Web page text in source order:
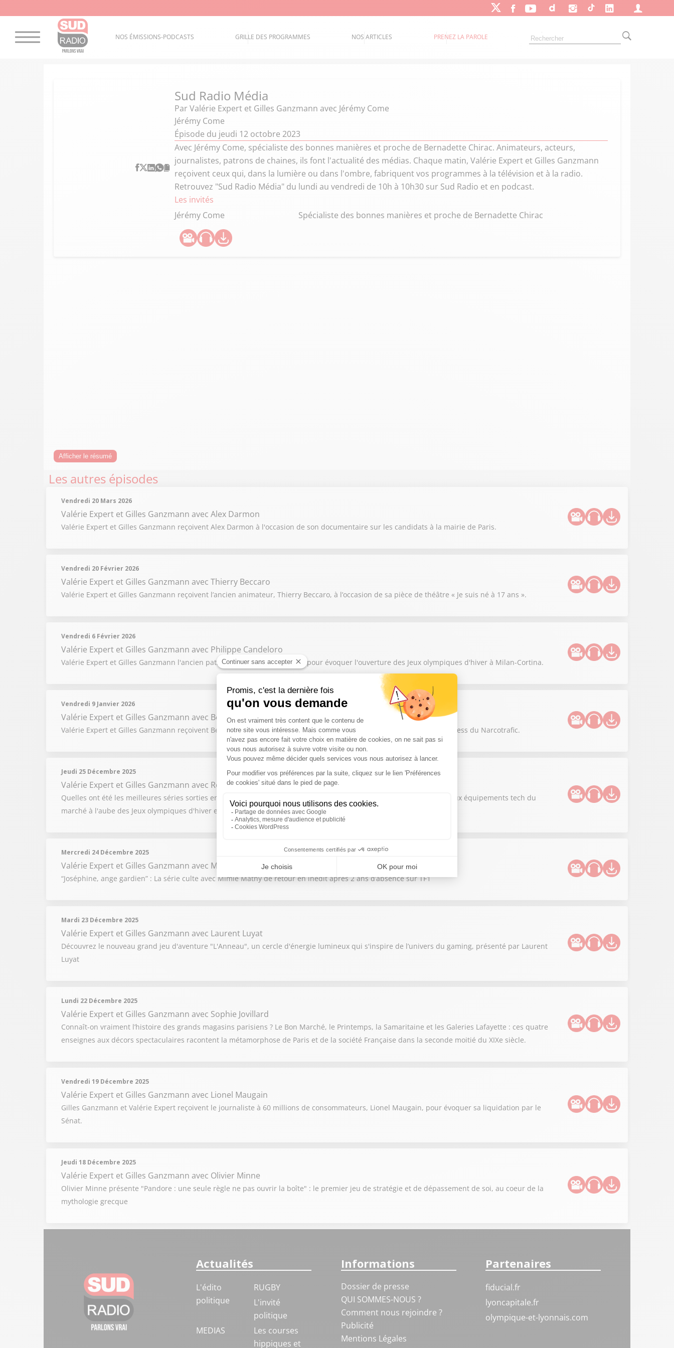
NOS ÉMISSIONS-PODCASTS GRILLE DES PROGRAMMES NOS ARTICLES PRENEZ LA PAROLE
Sud Radio Média
Par Valérie Expert et Gilles Ganzmann avec Jérémy Come
Jérémy Come
Épisode du jeudi 12 octobre 2023
Avec Jérémy Come, spécialiste des bonnes manières et proche de Bernadette Chirac. Animateurs, acteurs,
journalistes, patrons de chaines, ils font l'actualité des médias. Chaque matin, Valérie Expert et Gilles Ganzmann
reçoivent ceux qui, dans la lumière ou dans l'ombre, fabriquent vos programmes à la télévision et à la radio.
Retrouvez "Sud Radio Média" du lundi au vendredi de 10h à 10h30 sur Sud Radio et en podcast.
Les invités
Jérémy Come
Spécialiste des bonnes manières et proche de Bernadette Chirac
Afficher le résumé
Les autres épisodes
Vendredi 20 Mars 2026
Valérie Expert et Gilles Ganzmann avec Alex Darmon
Valérie Expert et Gilles Ganzmann reçoivent Alex Darmon à l'occasion de son documentaire sur les candidats à la mairie de Paris.
Vendredi 20 Février 2026
Valérie Expert et Gilles Ganzmann avec Thierry Beccaro
Valérie Expert et Gilles Ganzmann reçoivent l’ancien animateur, Thierry Beccaro, à l’occasion de sa pièce de théâtre « Je suis né à 17 ans ».
Vendredi 6 Février 2026
Valérie Expert et Gilles Ganzmann avec Philippe Candeloro
Valérie Expert et Gilles Ganzmann l'ancien patineur, Philippe Candeloro, pour évoquer l'ouverture des Jeux olympiques d'hiver à Milan-Cortina.
Vendredi 9 Janvier 2026
Valérie Expert et Gilles Ganzmann avec Bernard de La Villardière
Valérie Expert et Gilles Ganzmann reçoivent Bernard de la Villardière à l'occasion de sa nouvelle enquête sur le business du Narcotrafic.
Jeudi 25 Décembre 2025
Valérie Expert et Gilles Ganzmann avec Romain Nigita, Pierre-Nicolas Cléré
Quelles ont été les meilleures séries sorties en 2025 et celles à voir absolument en 2026 ? Puis quels sont les nouveaux équipements tech du
marché à l'aube des Jeux olympiques d'hiver et du Mondial de football 2026 ?
Mercredi 24 Décembre 2025
Valérie Expert et Gilles Ganzmann avec Mimie Mathy
“Joséphine, ange gardien” : La série culte avec Mimie Mathy de retour en inédit après 2 ans d’absence sur TF1
Mardi 23 Décembre 2025
Valérie Expert et Gilles Ganzmann avec Laurent Luyat
Découvrez le nouveau grand jeu d'aventure "L'Anneau", un cercle d'énergie lumineux qui s'inspire de l’univers du gaming, présenté par Laurent
Luyat
Lundi 22 Décembre 2025
Valérie Expert et Gilles Ganzmann avec Sophie Jovillard
Connaît-on vraiment l’histoire des grands magasins parisiens ? Le Bon Marché, le Printemps, la Samaritaine et les Galeries Lafayette : ces quatre
enseignes aux décors spectaculaires racontent la métamorphose de Paris et de la société Française dans la seconde moitié du XIXe siècle.
Vendredi 19 Décembre 2025
Valérie Expert et Gilles Ganzmann avec Lionel Maugain
Gilles Ganzmann et Valérie Expert reçoivent le journaliste à 60 millions de consommateurs, Lionel Maugain, pour évoquer sa liquidation par le
Sénat.
Jeudi 18 Décembre 2025
Valérie Expert et Gilles Ganzmann avec Olivier Minne
Olivier Minne présente "Pandore : une seule règle ne pas ouvrir la boîte" : le premier jeu de stratégie et de dépassement de soi, au coeur de la
mythologie grecque
Actualités
L'édito
politique
RUGBY
L'invité
politique
MEDIAS
Les courses
hippiques et
Informations
Dossier de presse
QUI SOMMES-NOUS ?
Comment nous rejoindre ?
Publicité
Mentions Légales
Partenaires
fiducial.fr
lyoncapitale.fr
olympique-et-lyonnais.com